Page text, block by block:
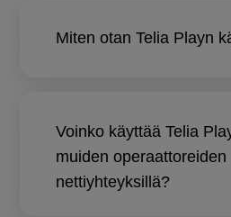
Miten otan Telia Playn
Voinko käyttää Telia
muiden operaattoreiden
nettiyhteyksillä?